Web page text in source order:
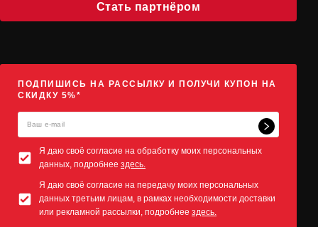
Стать партнёром
ПОДПИШИСЬ НА РАССЫЛКУ И ПОЛУЧИ КУПОН НА
СКИДКУ 5%*
Я даю своё согласие на обработку моих персональных
данных, подробнее здесь.
Я даю своё согласие на передачу моих персональных
данных третьим лицам, в рамках необходимости доставки
или рекламной рассылки, подробнее здесь.